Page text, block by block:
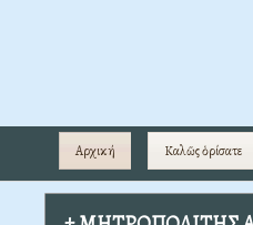
Αρχική Καλῶς ὁρίσατε